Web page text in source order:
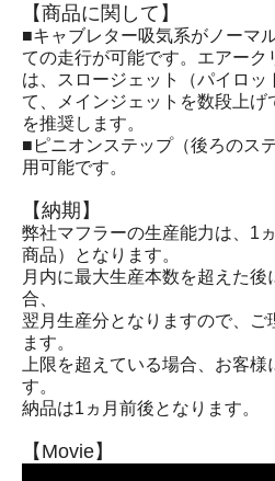
【商品に関して】
■キャブレター吸気系がノーマ
ての走行が可能です。エアー
は、スロージェット（パイロ
て、メインジェットを数段上げ
を推奨します。
■ピニオンステップ（後ろのス
用可能です。
【納期】
弊社マフラーの生産能力は、1
商品）となります。
月内に最大生産本数を超えた
合、
翌月生産分となりますので、
ます。
上限を超えている場合、お客
す。
納品は1ヵ月前後となります。
【Movie】